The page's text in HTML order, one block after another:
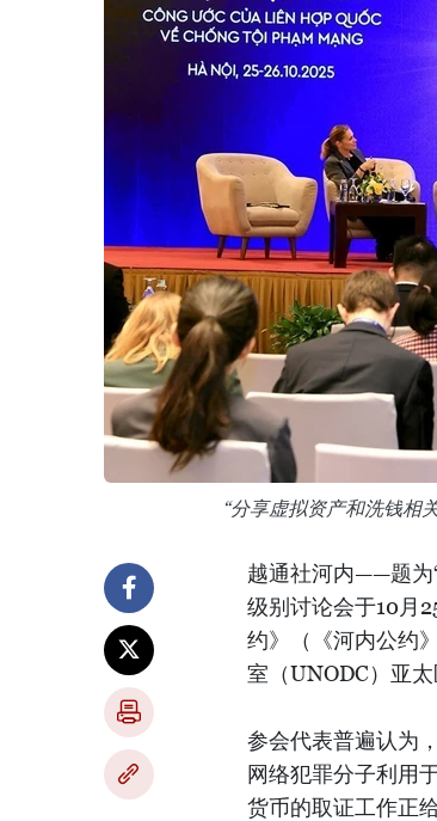
“分享虚拟资产和洗钱相
越通社河内——题为
级别讨论会于10月
约》（《河内公约
室（UNODC）亚太
参会代表普遍认为
网络犯罪分子利用
货币的取证工作正